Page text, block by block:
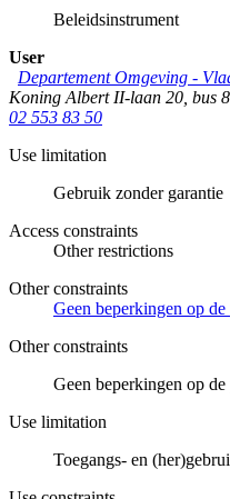
Beleidsinstrument
User
Departement Omgeving -
Koning Albert II-laan 20, bus 8
02 553 83 50
Use limitation
Gebruik zonder garantie
Access constraints
Other restrictions
Other constraints
Geen beperkingen op
Other constraints
Geen beperkingen op
Use limitation
Toegangs- en